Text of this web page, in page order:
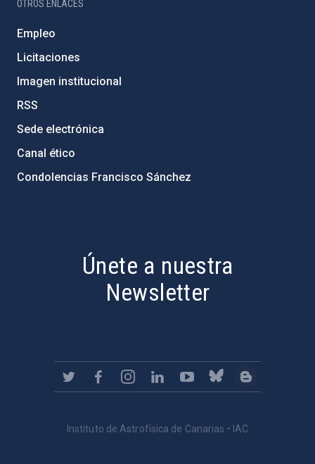
OTROS ENLACES
Empleo
Licitaciones
Imagen institucional
RSS
Sede electrónica
Canal ético
Condolencias Francisco Sánchez
Únete a nuestra
Newsletter
Instituto de Astrofísica de Canarias • IAC